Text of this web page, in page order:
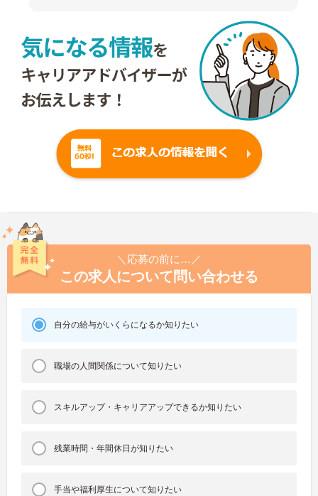
＼応募の前に…／
この求人について問い合わせる
自分の給与がいくらになるか知りたい
職場の人間関係について知りたい
スキルアップ・キャリアアップできるか知りたい
残業時間・年間休日が知りたい
手当や福利厚生について知りたい